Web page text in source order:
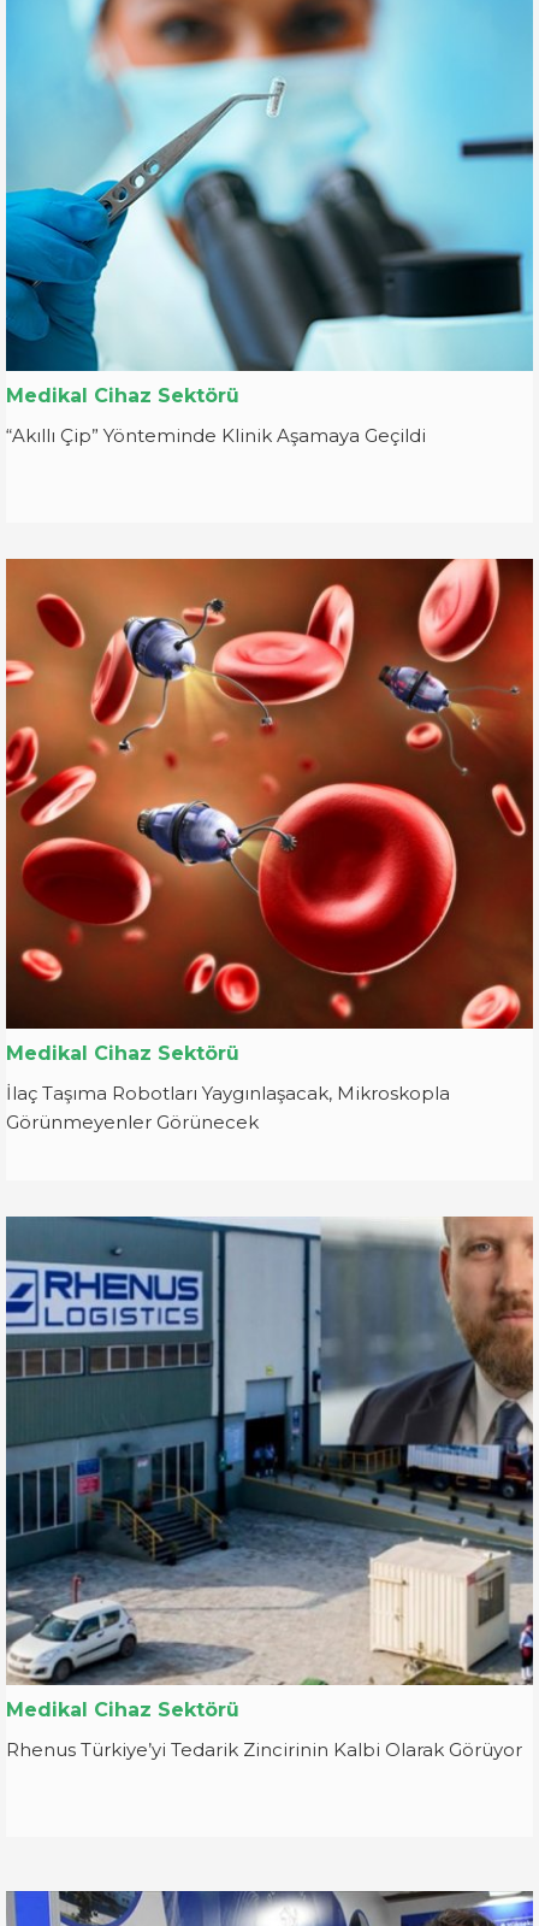
Medikal Cihaz Sektörü
“Akıllı Çip” Yönteminde Klinik Aşamaya Geçildi
Medikal Cihaz Sektörü
İlaç Taşıma Robotları Yaygınlaşacak, Mikroskopla
Görünmeyenler Görünecek
Medikal Cihaz Sektörü
Rhenus Türkiye’yi Tedarik Zincirinin Kalbi Olarak Görüyor